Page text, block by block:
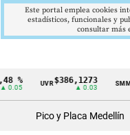
Cintillo
% UVR$386,1273
▲ 0.03
SMMLV
Pico y Placa Medellín
Este portal emplea cookies
estadísticos, funcionales y
consultar más